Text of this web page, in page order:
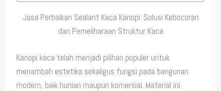
Jasa Perbaikan Sealant Kaca Kanopi: Solusi Kebocoran
dan Pemeliharaan Struktur Kaca
Kanopi kaca telah menjadi pilihan populer untuk
menambah estetika sekaligus fungsi pada bangunan
modern, baik hunian maupun komersial. Material ini